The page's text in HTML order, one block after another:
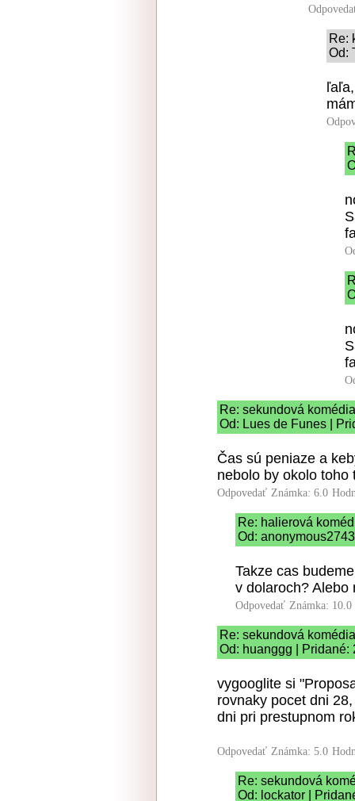
Re:
Od:
Re: sekundová komédia
Od: Lues de Funes |
Čas sú peniaze a
nebolo by okolo toho
Odpovedať Známka: 6.0
Re: halierová
Od:
Takze cas
v dolaroch? Alebo
Odpovedať Známka: 10.0
Re: sekundová komédia
Od: huanggg | Pridané:
vygooglite si
rovnaky pocet dni
dni pri prestupnom
Odpovedať Známka: 5.0
Re: sekundová
Od: lockator |